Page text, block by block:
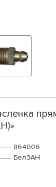
864006
БелЗАН